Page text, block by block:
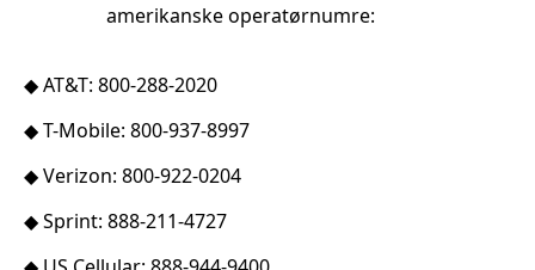
amerikanske operatørnumre:
◆ AT&T: 800-288-2020
◆ T-Mobile: 800-937-8997
◆ Verizon: 800-922-0204
◆ Sprint: 888-211-4727